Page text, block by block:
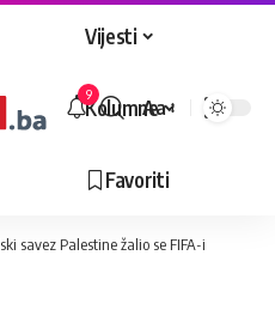
Vijesti
Kolumne
Favoriti
9
Veličina
Aa
savez Palestine žalio se FIFA-i